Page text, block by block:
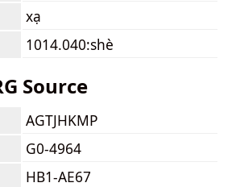
xạ
1014.040:shè
Source
AGTJHKMP
G0-4964
HB1-AE67